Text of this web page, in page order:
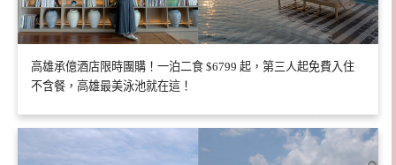
高雄承億酒店限時團購！一泊二食 $6799 起，第三人起免費入住
不含餐，高雄最美泳池就在這！